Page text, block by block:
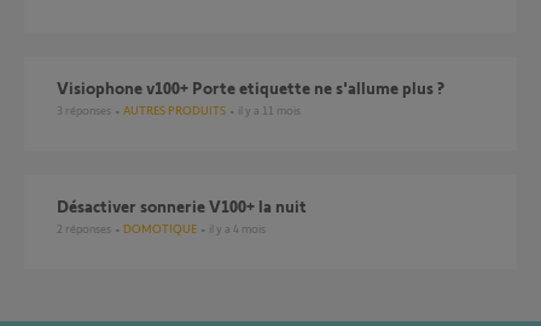
visiophone v100+ Porte etiquette ne s'allume plus ?
3 réponses AUTRES PRODUITS il y a 11 mois
Désactiver sonnerie V100+ la nuit
2 réponses DOMOTIQUE il y a 4 mois